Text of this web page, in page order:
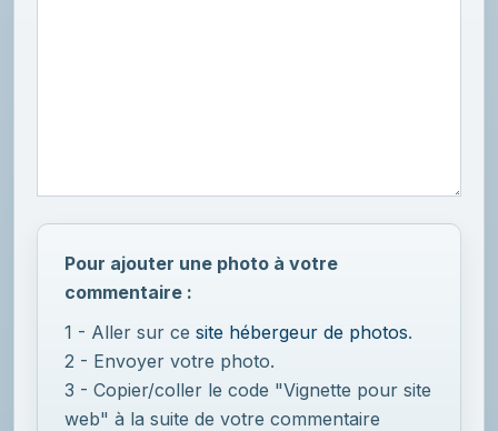
Pour ajouter une photo à votre
commentaire :
1 - Aller sur ce site hébergeur de photos.
2 - Envoyer votre photo.
3 - Copier/coller le code "Vignette pour site
web" à la suite de votre commentaire